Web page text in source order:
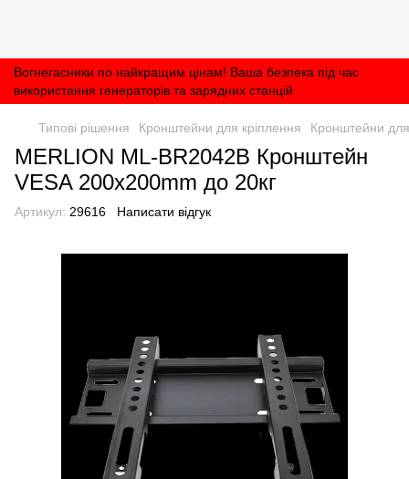
Вогнегасники по найкращим цінам! Ваша безпека під час
використання генераторів та зарядних станцій
Типові рішення Кронштейни для кріплення Кронштейни
MERLION ML-BR2042B Кронштейн
VESA 200х200mm до 20кг
Артикул: 29616 Написати відгук